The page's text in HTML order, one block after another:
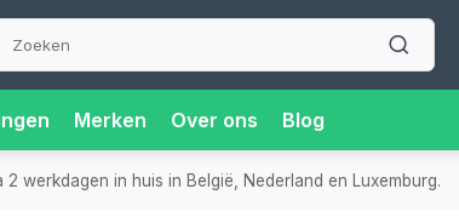
Merken Over ons Blog
2 werkdagen in huis in België, Nederland en Luxemburg.